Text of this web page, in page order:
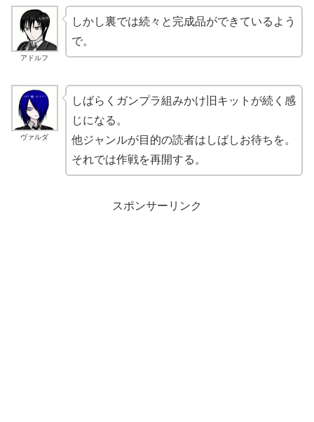
アドルフ
しかし裏では続々と完成品ができているよう
で。
ヴァルダ
しばらくガンプラ組みかけ旧キットが続く感
じになる。
他ジャンルが目的の読者はしばしお待ちを。
それでは作戦を再開する。
スポンサーリンク